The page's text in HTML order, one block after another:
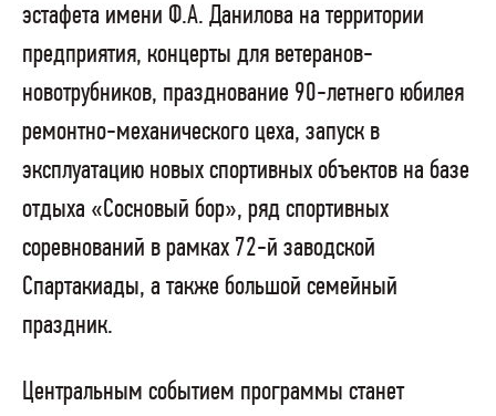
эстафета имени Ф.А. Данилова на территории
предприятия, концерты для ветеранов-
новотрубников, празднование 90-летнего юбилея
ремонтно-механического цеха, запуск в
эксплуатацию новых спортивных объектов на базе
отдыха «Сосновый бор», ряд спортивных
соревнований в рамках 72-й заводской
Спартакиады, а также большой семейный
праздник.
Центральным событием программы станет